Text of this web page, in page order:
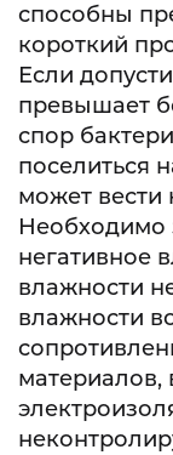
способны
короткий
Если
превышает
спор
поселиться
может вести
Необходимо
негативное
влажности
влажности
материалов,